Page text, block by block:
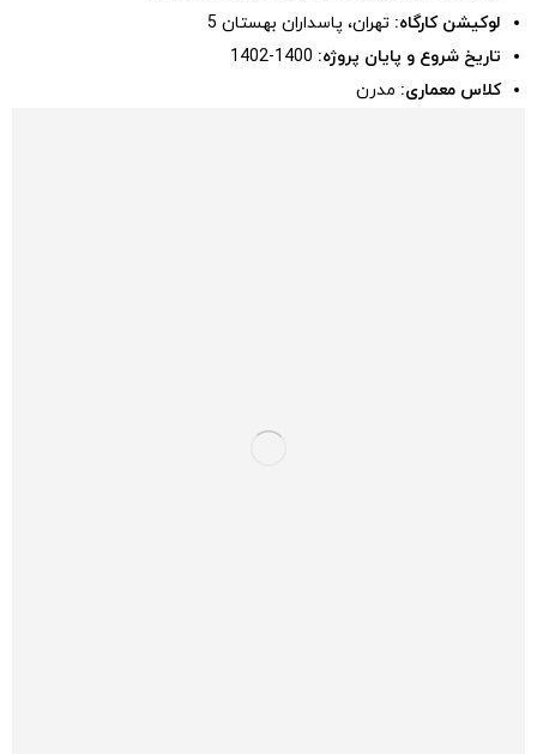
لوکیشن کارگاه: تهران، پاسداران بهستان 5
تاریخ شروع و پایان پروژه:
کلاس معماری: مدرن